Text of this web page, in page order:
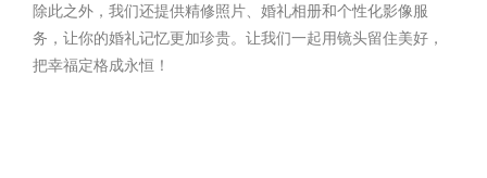
除此之外，我们还提供精修照片、婚礼相册和个性化影像服
务，让你的婚礼记忆更加珍贵。让我们一起用镜头留住美好，
把幸福定格成永恒！